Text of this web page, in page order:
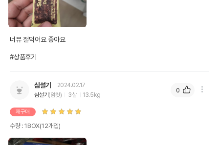
너뮤 절먹어요 좋아요
#상품후기
심설기
2024.02.17
심설기 (암컷) 3살 13.5kg
재구매
수량 : 1BOX(12개입)
0